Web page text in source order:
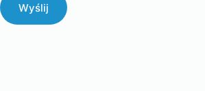
Wyślij